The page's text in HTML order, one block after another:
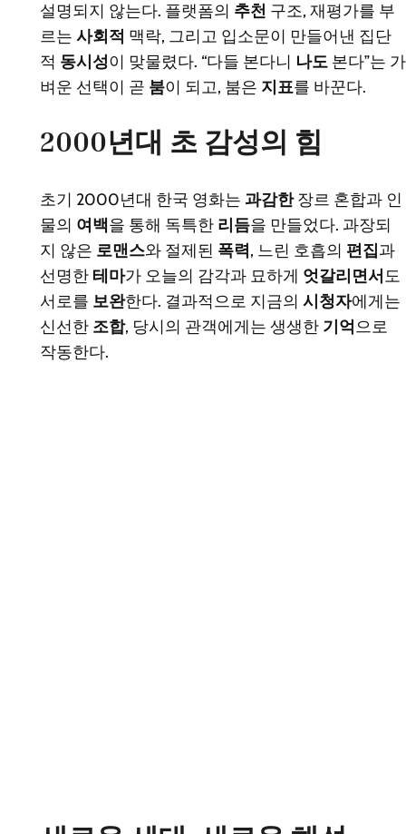
설명되지 않는다. 플랫폼의 추천 구조, 재평가를 부
르는 사회적 맥락, 그리고 입소문이 만들어낸 집단
적 동시성이 맞물렸다. “다들 본다니 나도 본다”는 가
벼운 선택이 곧 붐이 되고, 붐은 지표를 바꾼다.
2000년대 초 감성의 힘
초기 2000년대 한국 영화는 과감한장르 혼합과 인
물의 여백을 통해 독특한 리듬을 만들었다. 과장되
지 않은 로맨스와 절제된 폭력, 느린 호흡의 편집과
선명한 테마가 오늘의 감각과 묘하게 엇갈리면서 도
서로를 보완한다. 결과적으로 지금의 시청자에게는
신선한 조합, 당시의 관객에게는 생생한 기억 으로
작동한다.